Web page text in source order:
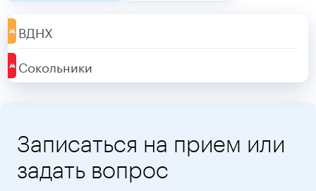
ВДНХ
Сокольники
Записаться на прием или
задать вопрос